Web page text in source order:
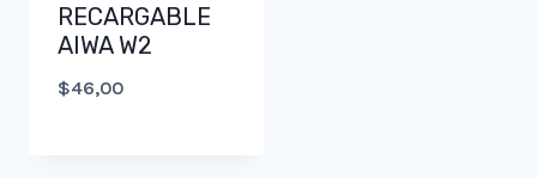
RECARGABLE
AIWA W2
$46,00